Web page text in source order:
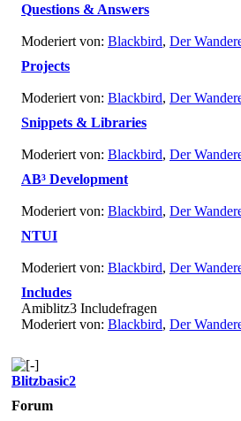
Questions & Answers
Moderiert von: Blackbird, Der
Projects
Moderiert von: Blackbird, Der
Snippets & Libraries
Moderiert von: Blackbird, Der
AB³ Development
Moderiert von: Blackbird, Der
NTUI
Moderiert von: Blackbird, Der
Includes
Amiblitz3 Includefragen
Moderiert von: Blackbird, Der
Blitzbasic2
Forum